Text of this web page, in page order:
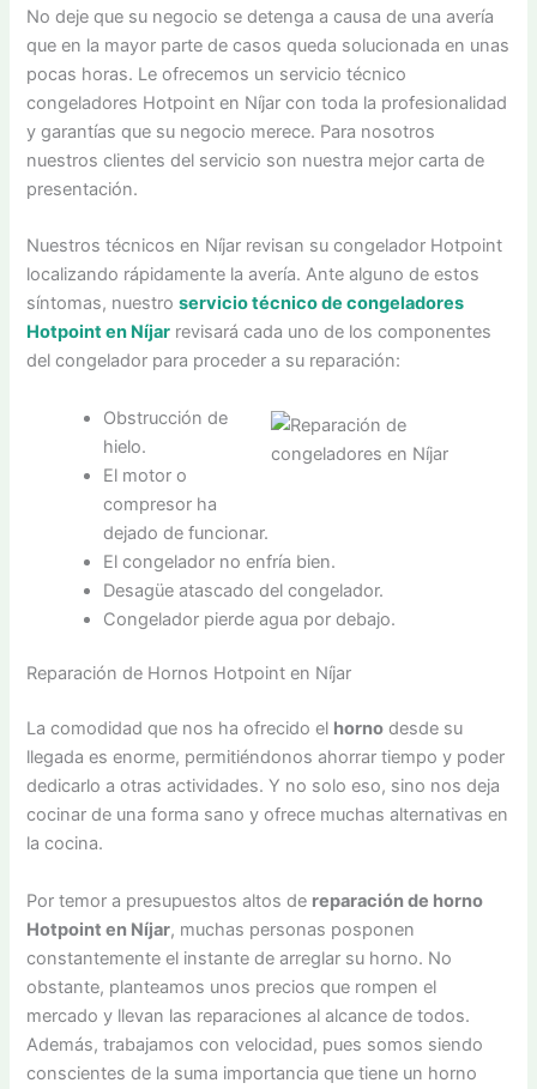
No deje que su negocio se detenga a causa de una avería
que en la mayor parte de casos queda solucionada en unas
pocas horas. Le ofrecemos un servicio técnico
congeladores Hotpoint en Níjar con toda la profesionalidad
y garantías que su negocio merece. Para nosotros
nuestros clientes del servicio son nuestra mejor carta de
presentación.
Nuestros técnicos en Níjar revisan su congelador Hotpoint
localizando rápidamente la avería. Ante alguno de estos
síntomas, nuestroservicio técnico de congeladores
Hotpoint en Níjar revisará cada uno de los componentes
del congelador para proceder a su reparación:
Obstrucción de
hielo.
El motor o
compresor ha
dejado de funcionar.
El congelador no enfría bien.
Desagüe atascado del congelador.
Congelador pierde agua por debajo.
Reparación de Hornos Hotpoint en Níjar
La comodidad que nos ha ofrecido el horno desde su
llegada es enorme, permitiéndonos ahorrar tiempo y poder
dedicarlo a otras actividades. Y no solo eso, sino nos deja
cocinar de una forma sano y ofrece muchas alternativas en
la cocina.
Por temor a presupuestos altos de reparación de horno
Hotpoint en Níjar, muchas personas posponen
constantemente el instante de arreglar su horno. No
obstante, planteamos unos precios que rompen el
mercado y llevan las reparaciones al alcance de todos.
Además, trabajamos con velocidad, pues somos siendo
conscientes de la suma importancia que tiene un horno